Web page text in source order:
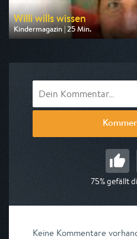
Willi wills wissen
Kindermagazin | 25 Min.
Ausgestrahlt von ARD alpha
75% gefällt
Keine Kommentare